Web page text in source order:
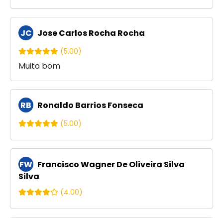
JC Jose Carlos Rocha Rocha
(5.00)
Muito bom
RB Ronaldo Barrios Fonseca
(5.00)
FW Francisco Wagner De Oliveira Silva
Silva
(4.00)